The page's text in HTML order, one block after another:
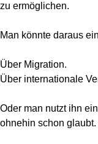
zu ermöglichen.
Man könnte daraus
Über Migration.
Über internationale
Oder man nutzt ihn
ohnehin schon glaubt.